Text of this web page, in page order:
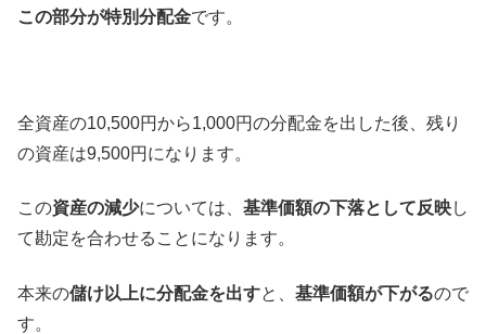
この部分が特別分配金です。
全資産の10,500円から1,000円の分配金を出した後、残り
の資産は9,500円になります。
この資産の減少については、 基準価額の下落として反映し
て勘定を合わせることになります。
本来の儲け以上に分配金を出すと、 基準価額が下がるので
す。